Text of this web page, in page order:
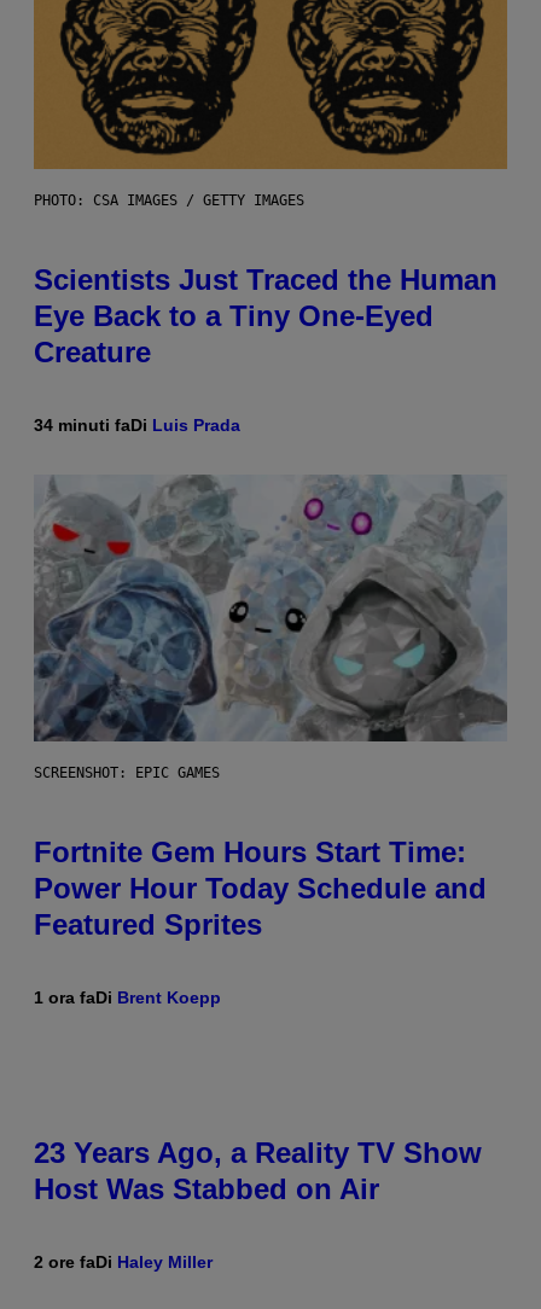
PHOTO: CSA IMAGES / GETTY IMAGES
Scientists Just Traced the Human
Eye Back to a Tiny One-Eyed
Creature
34 minuti faDi Luis Prada
SCREENSHOT: EPIC GAMES
Fortnite Gem Hours Start Time:
Power Hour Today Schedule and
Featured Sprites
1 ora faDi Brent Koepp
23 Years Ago, a Reality TV Show
Host Was Stabbed on Air
2 ore faDi Haley Miller